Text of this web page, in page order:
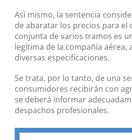
Así mismo, la sentencia
de abaratar los precios para el
conjunta de varios tramos es
legítima de la compañía aérea,
diversas especificaciones.
Se trata, por lo tanto, de una
consumidores recibirán con
se deberá informar
despachos profesionales.